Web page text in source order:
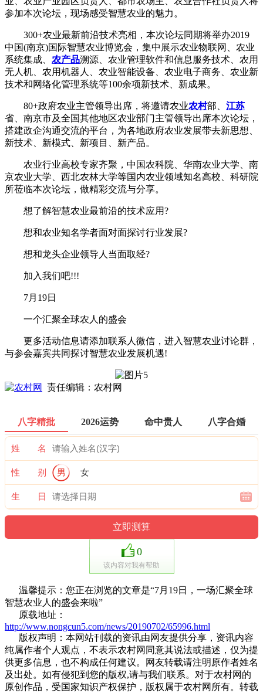
参加本次论坛，现场感受智慧农业的魅力。
300+农业最新前沿技术亮相，本次论坛同期将举办2019
中国(南京)国际智慧农业博览会，集中展示农业物联网、农业
系统集成、 农产品溯源、农业管理软件和信息服务技术、农用
无人机、农用机器人、农业智能设备、农业电子商务、农业新
技术和网络化管理系统等100余项新技术、新成果。
80+政府农业主管领导出席，将邀请农业农村部、 江苏
省、南京市及全国其他地区农业部门主管领导出席本次论坛，
搭建政企沟通交流的平台，为各地政府农业发展带去新思想、
新技术、新模式、新项目、新产品。
农业行业高校专家齐聚，中国农科院、华南农业大学、南
京农业大学、西北农林大学等国内农业领域知名高校、科研院
所莅临本次论坛，做精彩交流与分享。
想了解智慧农业最前沿的技术应用?
想和农业知名学者面对面探讨行业发展?
想和龙头企业领导人当面取经?
加入我们吧!!!
7月19日
一个汇聚全球农人的盛会
更多活动信息请添加联系人微信，进入智慧农业讨论群，
与参会嘉宾共同探讨智慧农业发展机遇!
责任编辑：农村网
八字精批 2026运势 命中贵人 八字合婚
姓 名
性 别 男 女
生 日
0
该内容对我有帮助
温馨提示：您正在浏览的文章是“7月19日，一场汇聚全球
智慧农业人的盛会来啦”
原载地址：
http://www.nongcun5.com/news/20190702/65996.html
版权声明：本网站刊载的资讯由网友提供分享，资讯内容
纯属作者个人观点，不表示农村网同意其说法或描述，仅为提
供更多信息，也不构成任何建议。网友转载请注明原作者姓名
及出处。如有侵犯到您的版权,请与我们联系。对于农村网的
原创作品，受国家知识产权保护，版权属于农村网所有。转载